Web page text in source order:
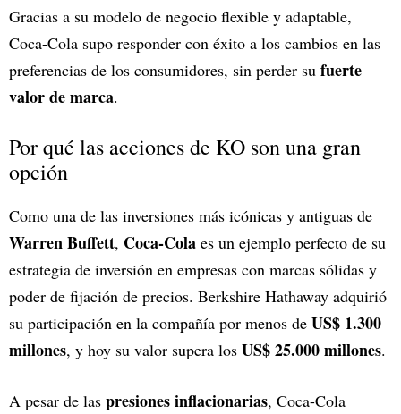
Gracias a su modelo de negocio flexible y adaptable,
Coca-Cola supo responder con éxito a los cambios en las
preferencias de los consumidores, sin perder su fuerte
valor de marca.
Por qué las acciones de KO son una gran
opción
Como una de las inversiones más icónicas y antiguas de
Warren Buffett, Coca-Cola es un ejemplo perfecto de su
estrategia de inversión en empresas con marcas sólidas y
poder de fijación de precios. Berkshire Hathaway adquirió
su participación en la compañía por menos de US$ 1.300
millones, y hoy su valor supera los US$ 25.000 millones.
A pesar de las presiones inflacionarias, Coca-Cola